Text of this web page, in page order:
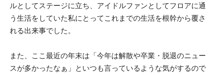
ルとしてステージに立ち、アイドルファンとしてフロアに通
う生活をしていた私にとってこれまでの生活を根幹から覆さ
れる出来事でした。
また、ここ最近の年末は「今年は解散や卒業・脱退のニュー
スが多かったなぁ」といつも言っているような気がするので